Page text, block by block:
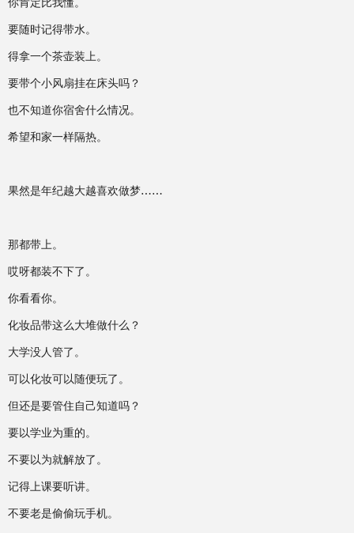
要随时记得带水。
得拿一个茶壶装上。
要带个小风扇挂在床头吗？
也不知道你宿舍什么情况。
希望和家一样隔热。
果然是年纪越大越喜欢做梦……
那都带上。
哎呀都装不下了。
你看看你。
化妆品带这么大堆做什么？
大学没人管了。
可以化妆可以随便玩了。
但还是要管住自己知道吗？
要以学业为重的。
不要以为就解放了。
记得上课要听讲。
不要老是偷偷玩手机。